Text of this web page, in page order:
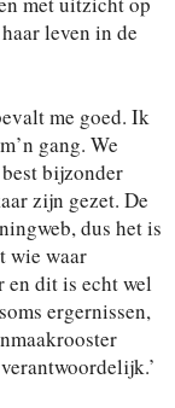
leven in de
me goed. Ik
gang. We
bijzonder
zijn gezet. De
dus het is
wie waar
en dit is echt wel
ergernissen,